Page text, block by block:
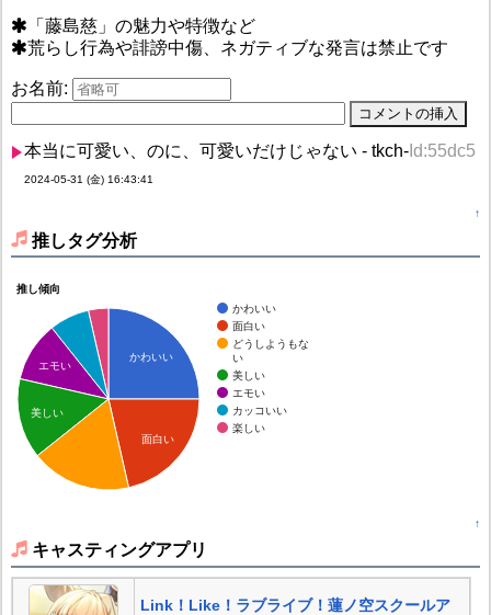
「藤島慈」の魅力や特徴など
荒らし行為や誹謗中傷、ネガティブな発言は禁止です
お名前:
本当に可愛い、のに、可愛いだけじゃない - tkch-Id:55dc5
2024-05-31 (金) 16:43:41
↑
推しタグ分析
推し傾向
かわいい
面白い
どうしようもな
い
美しい
エモい
カッコいい
楽しい
かわいい
面白い
エモい
美しい
↑
キャスティングアプリ
Link！Like！ラブライブ！蓮ノ空スクールア